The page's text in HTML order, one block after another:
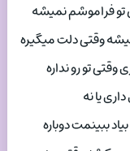
تو فراموشم نمیشه
وقتی دلت میگیره
وقتی تو رو نداره
یا نه
ببینمت دوباره